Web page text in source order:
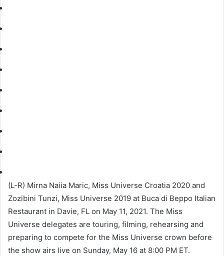
(L-R) Mirna Naiia Maric, Miss Universe Croatia 2020 and
Zozibini Tunzi, Miss Universe 2019 at Buca di Beppo Italian
Restaurant in Davie, FL on May 11, 2021. The Miss
Universe delegates are touring, filming, rehearsing and
preparing to compete for the Miss Universe crown before
the show airs live on Sunday, May 16 at 8:00 PM ET.